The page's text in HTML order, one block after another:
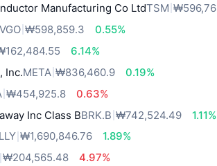
Manufacturing Co LtdTSM
₩598,859.3
0.55%
6.14%
Inc.META ₩836,460.9
0.19%
₩454,925.8
0.63%
Inc Class BBRK.B ₩742,524.49
1.11%
LLY ₩1,690,846.76
1.89%
₩204,565.48
4.97%